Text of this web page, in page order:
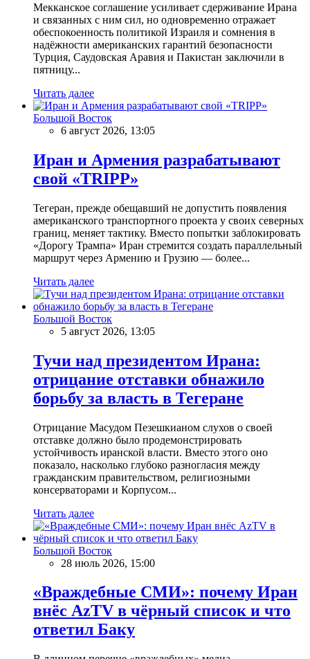
Мекканское соглашение усиливает сдерживание Ирана
и связанных с ним сил, но одновременно отражает
обеспокоенность политикой Израиля и сомнения в
надёжности американских гарантий безопасности
Турция, Саудовская Аравия и Пакистан заключили в
пятницу...
Читать далее
Большой Восток
6 август 2026, 13:05
Иран и Армения разрабатывают
свой «TRIPP»
Тегеран, прежде обещавший не допустить появления
американского транспортного проекта у своих северных
границ, меняет тактику. Вместо попытки заблокировать
«Дорогу Трампа» Иран стремится создать параллельный
маршрут через Армению и Грузию — более...
Читать далее
Большой Восток
5 август 2026, 13:05
Тучи над президентом Ирана:
отрицание отставки обнажило
борьбу за власть в Тегеране
Отрицание Масудом Пезешкианом слухов о своей
отставке должно было продемонстрировать
устойчивость иранской власти. Вместо этого оно
показало, насколько глубоко разногласия между
гражданским правительством, религиозными
консерваторами и Корпусом...
Читать далее
Большой Восток
28 июль 2026, 15:00
«Враждебные СМИ»: почему Иран
внёс AzTV в чёрный список и что
ответил Баку